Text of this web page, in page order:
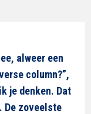
alweer een
column?”,
je denken. Dat
De zoveelste